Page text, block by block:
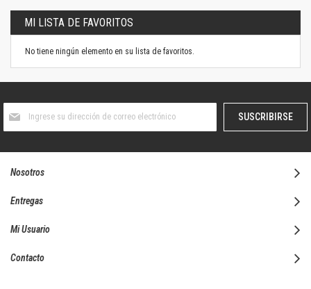
MI LISTA DE FAVORITOS
No tiene ningún elemento en su lista de favoritos.
boletín
SUSCRIBIRSE
Nosotros
Entregas
Mi Usuario
Contacto